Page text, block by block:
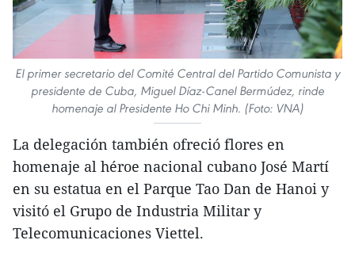
El primer secretario del Comité Central del Partido Comunista y
presidente de Cuba, Miguel Díaz-Canel Bermúdez, rinde
homenaje al Presidente Ho Chi Minh. (Foto: VNA)
La delegación también ofreció flores en
homenaje al héroe nacional cubano José Martí
en su estatua en el Parque Tao Dan de Hanoi y
visitó el Grupo de Industria Militar y
Telecomunicaciones Viettel.